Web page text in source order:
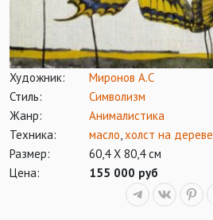
Художник:
Миронов А.С
Стиль:
Символизм
Жанр:
Анималистика
Техника:
масло,холст на дереве
Размер:
60,4 Х 80,4 см
Цена:
155 000 руб